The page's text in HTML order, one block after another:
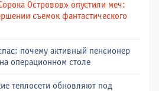
Островов» опустили меч:
съемок фантастического
почему активный пенсионер
операционном столе
теплосети обновляют под